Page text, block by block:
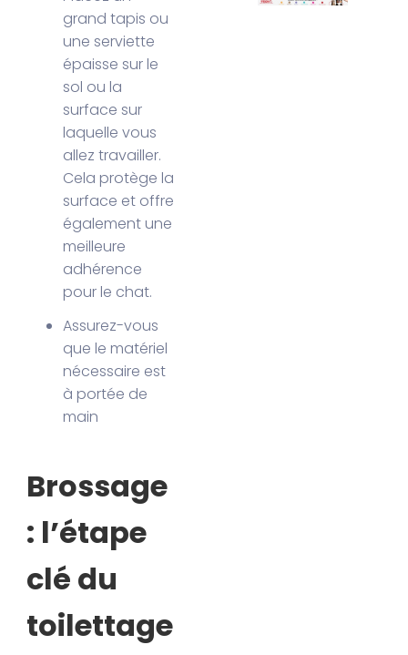
grand tapis ou
une serviette
épaisse sur le
sol ou la
surface sur
laquelle vous
allez travailler.
Cela protège la
surface et offre
également une
meilleure
adhérence
pour le chat.
Assurez-vous
que le matériel
nécessaire est
à portée de
main
Brossage
: l’étape
clé du
toilettage